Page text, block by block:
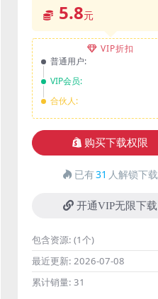
5.8元
VIP折扣
普通用户:
VIP会员:
合伙人:
购买下载权限
已有31 人解锁下载
开通VIP无限下载
包含资源: (1个)
最近更新: 2026-07-08
累计销量: 31